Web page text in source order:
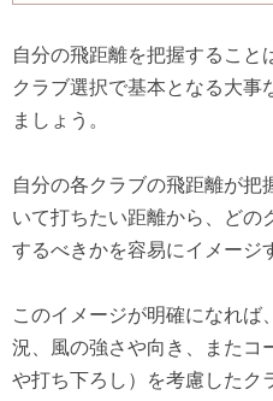
自分の飛距離を把握すること
クラブ選択で基本となる大事
ましょう。
自分の各クラブの飛距離が把
いて打ちたい距離から、どの
するべきかを容易にイメージ
このイメージが明確になれば
況、風の強さや向き、またコ
や打ち下ろし）を考慮したク